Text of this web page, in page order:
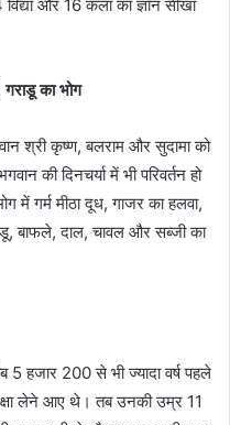
और 16 कला का ज्ञान सीखा
का भोग
श्री कृष्ण, बलराम और सुदामा को
की दिनचर्या में भी परिवर्तन हो
में गर्म मीठा दूध, गाजर का हलवा,
बाफले, दाल, चावल और सब्जी का
5 हजार 200 से भी ज्यादा वर्ष पहले
लेने आए थे। तब उनकी उम्र 11